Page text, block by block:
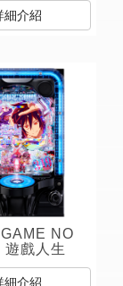
細介紹
NO
遊戲人生
細介紹